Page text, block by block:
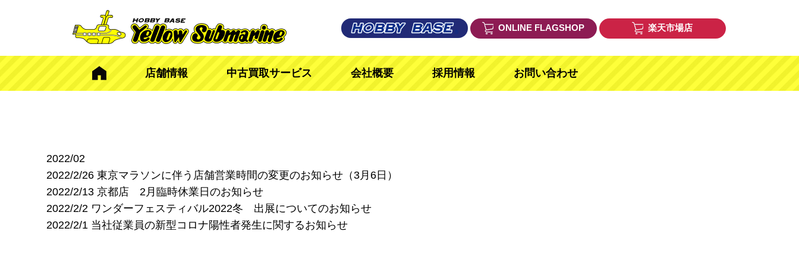
ONLINE FLAGSHOP 楽天市場店
店舗情報 中古買取サービス 会社概要 採用情報 お問い合わせ
2022/02
2022/2/26 東京マラソンに伴う店舗営業時間の変更のお知らせ（3月6日）
2022/2/13 京都店 2月臨時休業日のお知らせ
2022/2/2 ワンダーフェスティバル2022冬 出展についてのお知らせ
2022/2/1 当社従業員の新型コロナ陽性者発生に関するお知らせ